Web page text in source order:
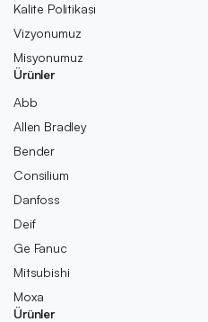
Kalite Politikası
Vizyonumuz
Misyonumuz
Ürünler
Abb
Allen Bradley
Bender
Consilium
Danfoss
Deif
Ge Fanuc
Mitsubishi
Moxa
Ürünler